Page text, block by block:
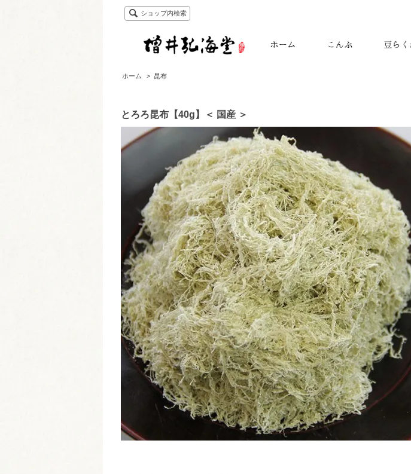
ショップ内検索
ホーム > 昆布
とろろ昆布【40g】＜ 国産 ＞